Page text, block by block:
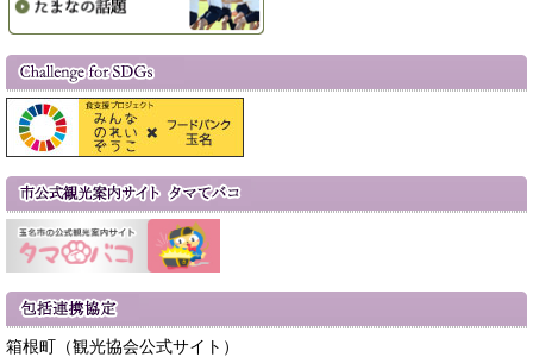
箱根町（観光協会公式サイト）